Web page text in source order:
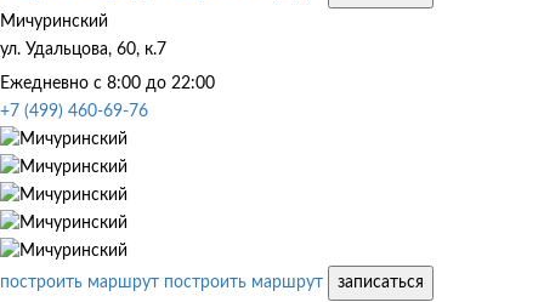
Мичуринский
ул. Удальцова, 60, к.7
Ежедневно с 8:00 до 22:00
+7 (499) 460-69-76
построить маршрут построить маршрут
записаться